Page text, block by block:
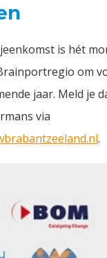
is hét
om
jaar. Meld je
via
.